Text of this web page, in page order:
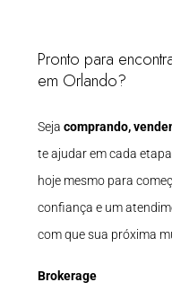
Pronto para
em Orlando?
Seja comprando,
te ajudar em cada
hoje mesmo para
confiança e um
com que sua próxima
Brokerage